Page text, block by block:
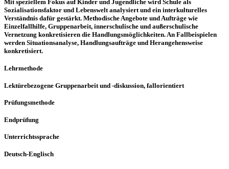
Mit speziellem Fokus auf Kinder und Jugendliche wird Schule als
Sozialisationsfaktor und Lebenswelt analysiert und ein interkulturelles
Verständnis dafür gestärkt. Methodische Angebote und Aufträge wie
Einzelfallhilfe, Gruppenarbeit, innerschulische und außerschulische
Vernetzung konkretisieren die Handlungsmöglichkeiten. An Fallbeispielen
werden Situationsanalyse, Handlungsaufträge und Herangehensweise
konkretisiert.
Lehrmethode
Lektürebezogene Gruppenarbeit und -diskussion, fallorientiert
Prüfungsmethode
Endprüfung
Unterrichtssprache
Deutsch-Englisch